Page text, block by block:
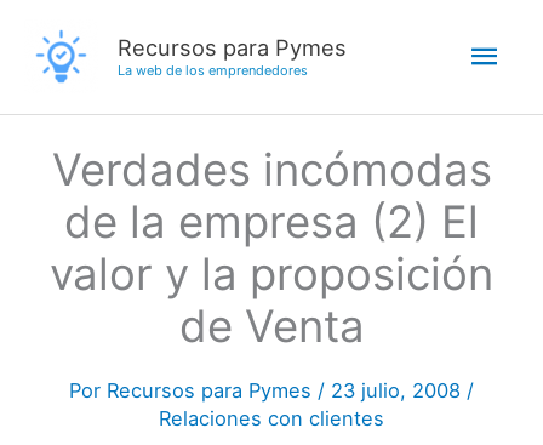
contenido
Recursos para Pymes
La web de los emprendedores
Verdades incómodas
de la empresa (2) El
valor y la proposición
de Venta
Por Recursos para Pymes / 23 julio, 2008 /
Relaciones con clientes